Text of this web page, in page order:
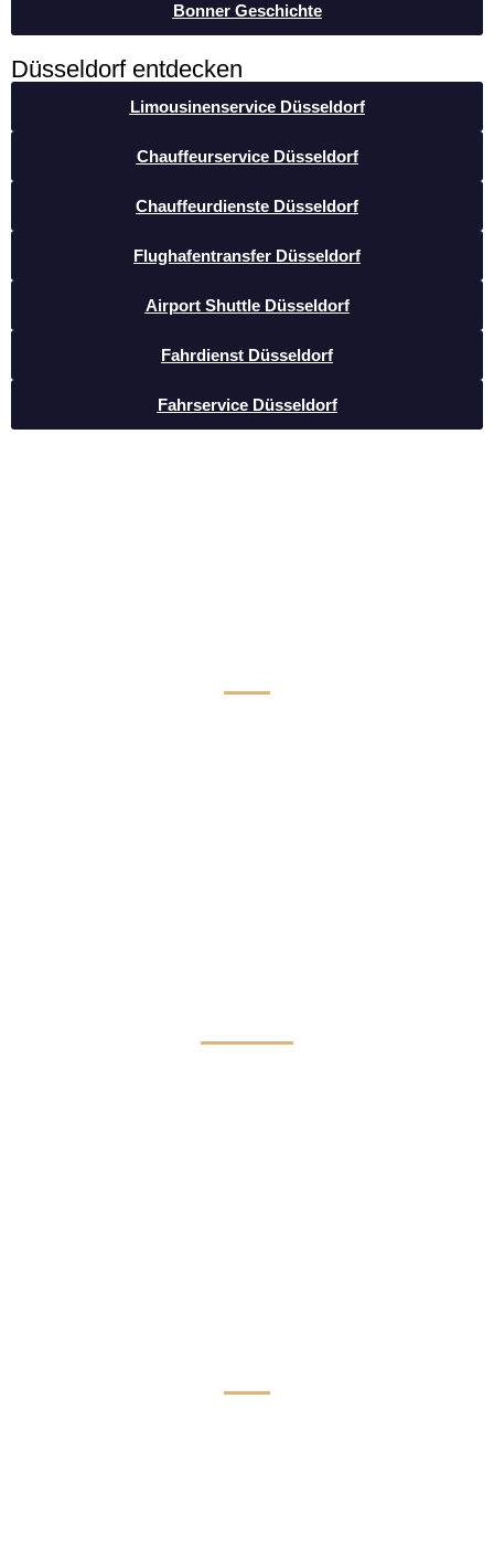
Bonner Geschichte
Düsseldorf entdecken
Limousinenservice Düsseldorf
Chauffeurservice Düsseldorf
Chauffeurdienste Düsseldorf
Flughafentransfer Düsseldorf
Airport Shuttle Düsseldorf
Fahrdienst Düsseldorf
Fahrservice Düsseldorf